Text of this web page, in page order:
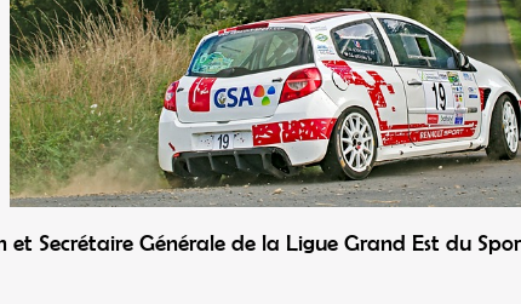
Secrétaire Générale de la Ligue Grand Est du